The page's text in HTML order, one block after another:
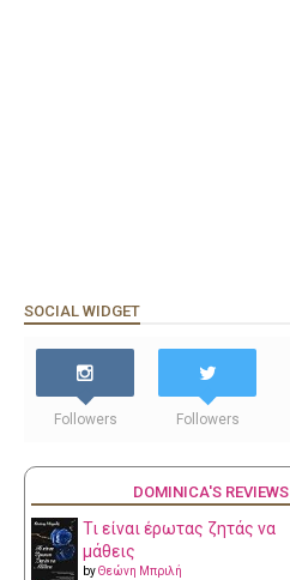
SOCIAL WIDGET
Followers Followers
DOMINICA'S REVIEWS
Τι είναι έρωτας ζητάς να
μάθεις
byΘεώνη Μπριλή